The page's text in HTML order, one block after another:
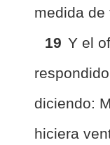
medida de
19 Y el
diciendo:
hiciera